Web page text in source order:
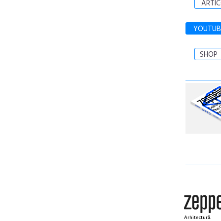
SHOP
Arhitectură.